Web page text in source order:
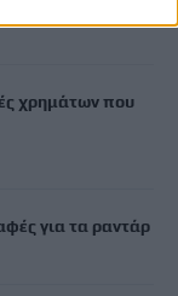
χρημάτων που
για τα ραντάρ